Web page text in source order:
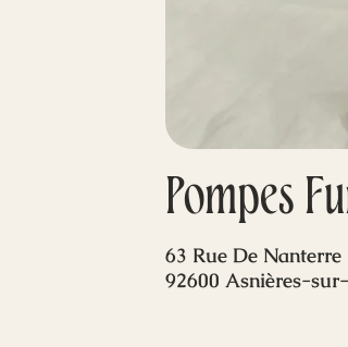
Pompes
63 Rue De Nanterre
92600 Asnières-